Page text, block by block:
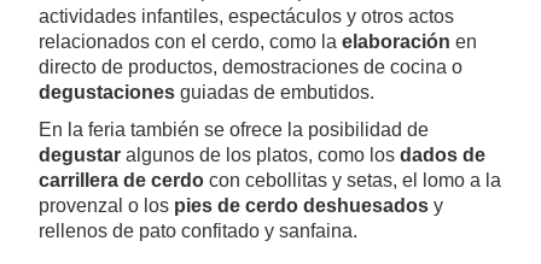
actividades infantiles, espectáculos y otros actos
relacionados con el cerdo, como la elaboración en
directo de productos, demostraciones de cocina o
degustaciones guiadas de embutidos.
En la feria también se ofrece la posibilidad de
degustar algunos de los platos, como los dados de
carrillera de cerdo con cebollitas y setas, el lomo a la
provenzal o los pies de cerdo deshuesados y
rellenos de pato confitado y sanfaina.